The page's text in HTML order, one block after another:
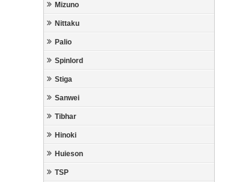
Mizuno
Nittaku
Palio
Spinlord
Stiga
Sanwei
Tibhar
Hinoki
Huieson
TSP